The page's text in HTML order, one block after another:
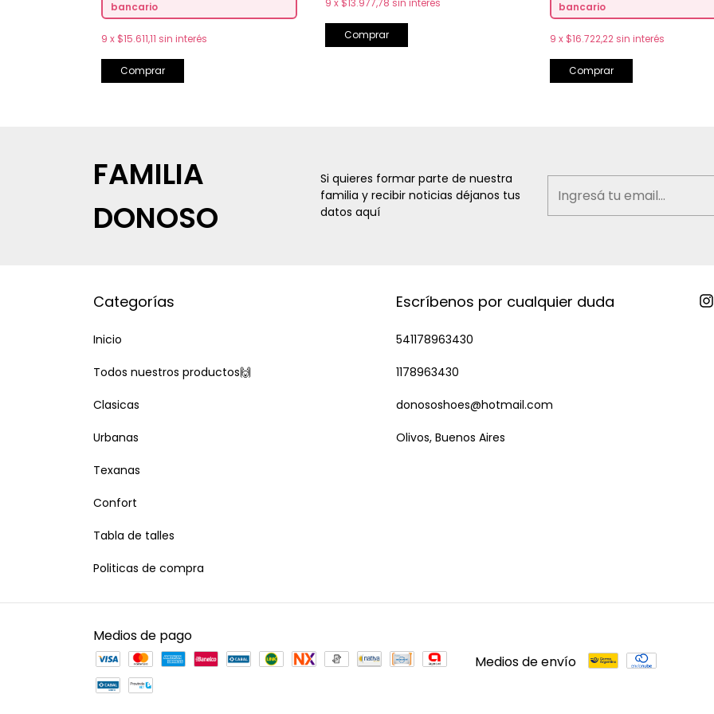
bancario
9 x $15.611,11 sin interés
Comprar
9 x $13.977,78 sin interés
Comprar
bancario
9 x $16.722,22 sin interés
Comprar
FAMILIA
DONOSO
Si quieres formar parte de nuestra
familia y recibir noticias déjanos tus
datos aquí
Categorías
Inicio
Todos nuestros productos🙌
Clasicas
Urbanas
Texanas
Confort
Tabla de talles
Politicas de compra
Escríbenos por cualquier duda
541178963430
1178963430
donososhoes@hotmail.com
Olivos, Buenos Aires
Medios de pago
Medios de envío